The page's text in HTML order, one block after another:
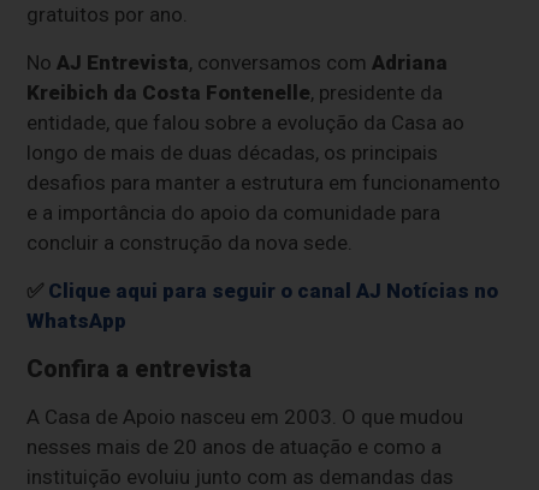
gratuitos por ano.
NoAJ Entrevista, conversamos comAdriana
Kreibich da Costa Fontenelle, presidente da
entidade, que falou sobre a evolução da Casa ao
longo de mais de duas décadas, os principais
desafios para manter a estrutura em funcionamento
e a importância do apoio da comunidade para
concluir a construção da nova sede.
✅ Clique aqui para seguir o canal AJ Notícias no
WhatsApp
Confira a entrevista
A Casa de Apoio nasceu em 2003. O que mudou
nesses mais de 20 anos de atuação e como a
instituição evoluiu junto com as demandas das